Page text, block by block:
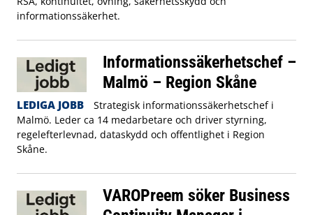
informationssäkerhet.
Informationssäkerhetschef –
Malmö – Region Skåne
LEDIGA JOBB
Strategisk informationssäkerhetschef i
Malmö. Leder ca 14 medarbetare och driver styrning,
regelefterlevnad, dataskydd och offentlighet i Region
Skåne.
VAROPreem söker Business